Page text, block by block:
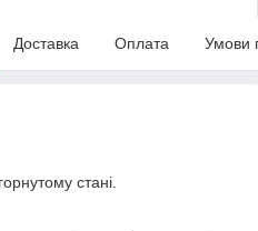
Доставка Оплата Умови
стані.